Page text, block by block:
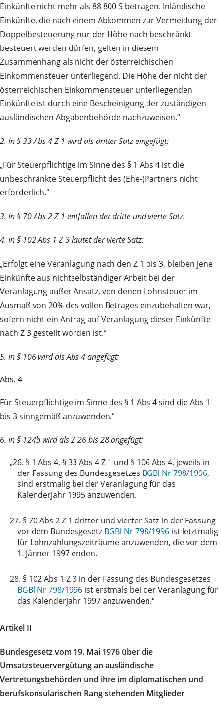
Einkünfte nicht mehr als 88 800 S betragen. Inländische
Einkünfte, die nach einem Abkommen zur Vermeidung der
Doppelbesteuerung nur der Höhe nach beschränkt
besteuert werden dürfen, gelten in diesem
Zusammenhang als nicht der österreichischen
Einkommensteuer unterliegend. Die Höhe der nicht der
österreichischen Einkommensteuer unterliegenden
Einkünfte ist durch eine Bescheinigung der zuständigen
ausländischen Abgabenbehörde nachzuweisen.“
2. In § 33 Abs 4 Z 1 wird als dritter Satz eingefügt:
„Für Steuerpflichtige im Sinne des § 1 Abs 4 ist die
unbeschränkte Steuerpflicht des (Ehe-)Partners nicht
erforderlich.“
3. In § 70 Abs 2 Z 1 entfallen der dritte und vierte Satz.
4. In § 102 Abs 1 Z 3 lautet der vierte Satz:
„Erfolgt eine Veranlagung nach den Z 1 bis 3, bleiben jene
Einkünfte aus nichtselbständiger Arbeit bei der
Veranlagung außer Ansatz, von denen Lohnsteuer im
Ausmaß von 20% des vollen Betrages einzubehalten war,
sofern nicht ein Antrag auf Veranlagung dieser Einkünfte
nach Z 3 gestellt worden ist.“
5. In § 106 wird als Abs 4 angefügt:
Abs. 4
Für Steuerpflichtige im Sinne des § 1 Abs 4 sind die Abs 1
bis 3 sinngemäß anzuwenden.“
6. In § 124b wird als Z 26 bis 28 angefügt:
„26. § 1 Abs 4, § 33 Abs 4 Z 1 und § 106 Abs 4, jeweils in
der Fassung des Bundesgesetzes BGBl Nr 798/1996,
sind erstmalig bei der Veranlagung für das
Kalenderjahr 1995 anzuwenden.
27. § 70 Abs 2 Z 1 dritter und vierter Satz in der Fassung
vor dem Bundesgesetz BGBl Nr 798/1996 ist letztmalig
für Lohnzahlungszeiträume anzuwenden, die vor dem
1. Jänner 1997 enden.
28. § 102 Abs 1 Z 3 in der Fassung des Bundesgesetzes
BGBl Nr 798/1996 ist erstmals bei der Veranlagung für
das Kalenderjahr 1997 anzuwenden.“
Artikel II
Bundesgesetz vom 19. Mai 1976 über die
Umsatzsteuervergütung an ausländische
Vertretungsbehörden und ihre im diplomatischen und
berufskonsularischen Rang stehenden Mitglieder